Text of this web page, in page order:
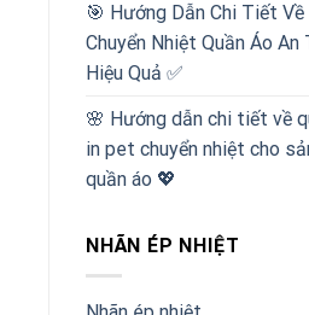
🎯 Hướng Dẫn Chi Tiết
Chuyển Nhiệt Quần Áo An
Hiệu Quả ✅
🌸 Hướng dẫn chi tiết về
in pet chuyển nhiệt cho
quần áo 💖
NHÃN ÉP NHIỆT